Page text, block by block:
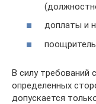
доплаты и
В силу требований
определенных
допускается